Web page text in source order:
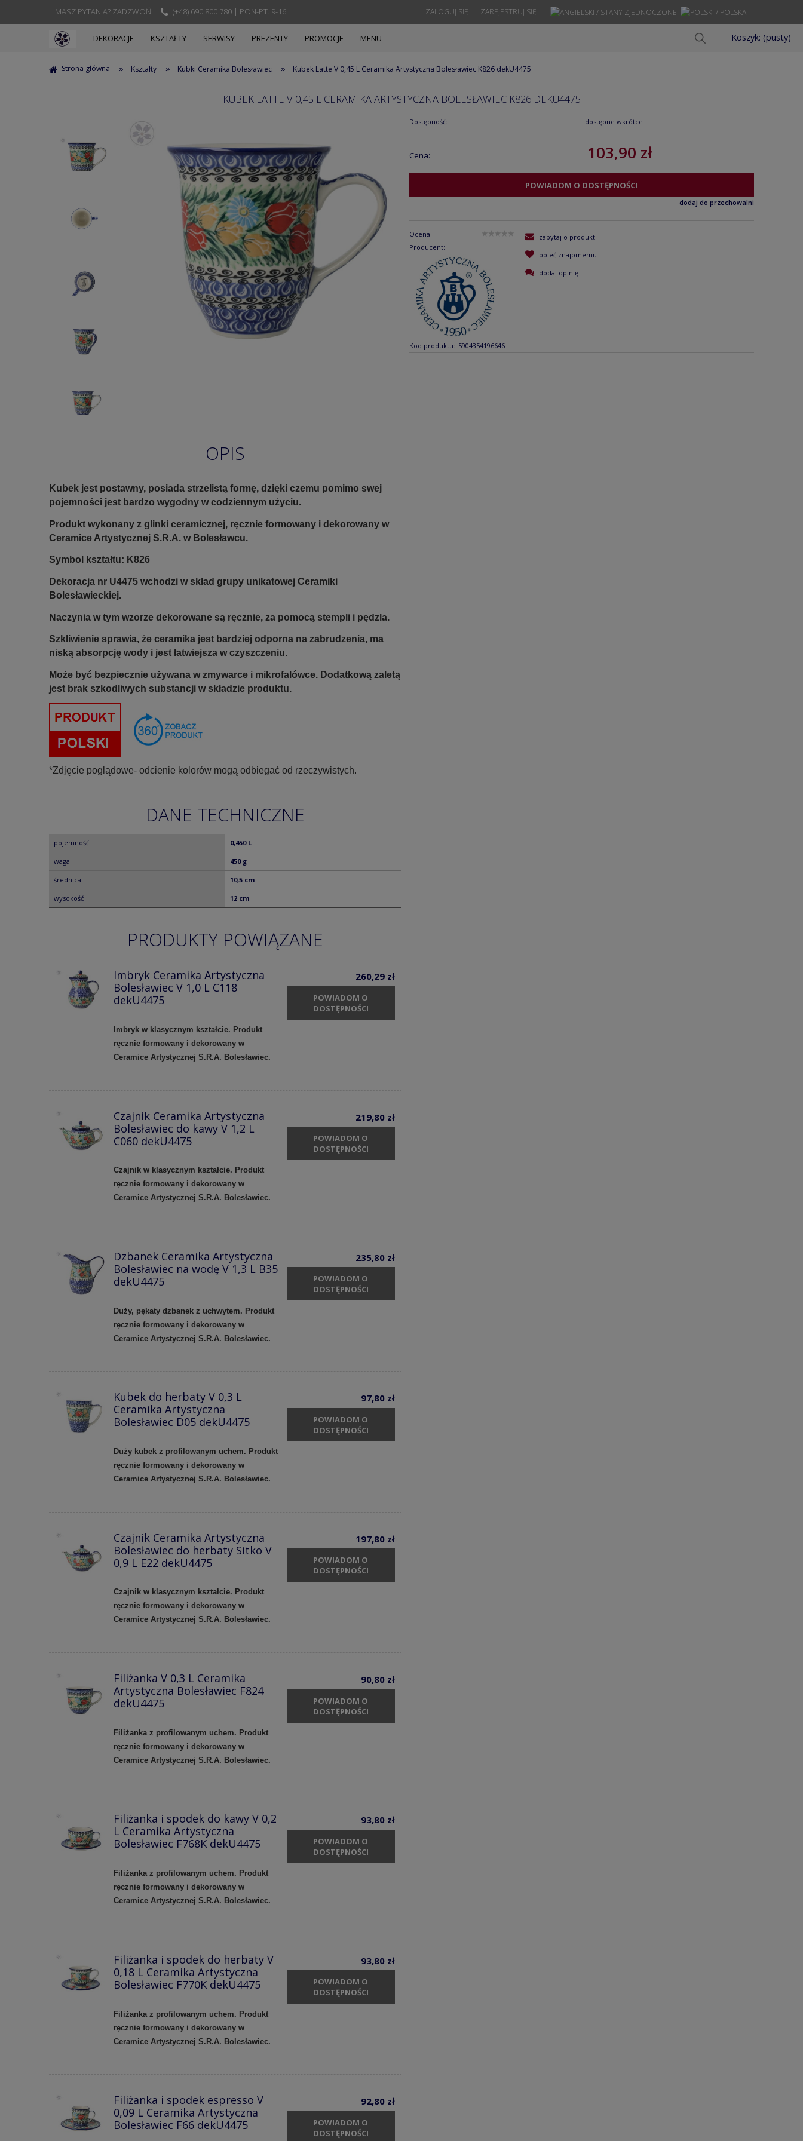
MASZ PYTANIA? ZADZWOŃ! (+48) 690 800 780 | PON-PT. 9-16 ZAREJESTRUJ SIĘ
ZALOGUJ SIĘ
Koszyk: (pusty)
DEKORACJE KSZTAŁTY SERWISY PREZENTY PROMOCJE MENU
Strona główna » Kształty » Kubki Ceramika Bolesławiec » Kubek Latte V 0,45 L Ceramika Artystyczna Bolesławiec K826 dekU4475
KUBEK LATTE V 0,45 L CERAMIKA ARTYSTYCZNA BOLESŁAWIEC K826 DEKU4475
Dostępność: dostępne wkrótce
Cena: 103,90 zł
POWIADOM O DOSTĘPNOŚCI
dodaj do przechowalni
Ocena:
Producent:
Kod produktu: 5904354196646
zapytaj o produkt
poleć znajomemu
dodaj opinię
OPIS
Kubek jest postawny, posiada strzelistą formę, dzięki czemu pomimo swej
pojemności jest bardzo wygodny w codziennym użyciu.
Produkt wykonany z glinki ceramicznej, ręcznie formowany i dekorowany w
Ceramice Artystycznej S.R.A. w Bolesławcu.
Symbol kształtu: K826
Dekoracja nr U4475 wchodzi w skład grupy unikatowej Ceramiki
Bolesławieckiej.
Naczynia w tym wzorze dekorowane są ręcznie, za pomocą stempli i pędzla.
Szkliwienie sprawia, że ceramika jest bardziej odporna na zabrudzenia, ma
niską absorpcję wody i jest łatwiejsza w czyszczeniu.
Może być bezpiecznie używana w zmywarce i mikrofalówce. Dodatkową zaletą
jest brak szkodliwych substancji w składzie produktu.
*Zdjęcie poglądowe- odcienie kolorów mogą odbiegać od rzeczywistych.
DANE TECHNICZNE
pojemność 0,450 L
waga 450 g
średnica 10,5 cm
wysokość 12 cm
PRODUKTY POWIĄZANE
Imbryk Ceramika Artystyczna
Bolesławiec V 1,0 L C118
dekU4475
Imbryk w klasycznym kształcie. Produkt
ręcznie formowany i dekorowany w
Ceramice Artystycznej S.R.A. Bolesławiec.
260,29 zł
POWIADOM O
DOSTĘPNOŚCI
Czajnik Ceramika Artystyczna
Bolesławiec do kawy V 1,2 L
C060 dekU4475
Czajnik w klasycznym kształcie. Produkt
ręcznie formowany i dekorowany w
Ceramice Artystycznej S.R.A. Bolesławiec.
219,80 zł
POWIADOM O
DOSTĘPNOŚCI
Dzbanek Ceramika Artystyczna
Bolesławiec na wodę V 1,3 L B35
dekU4475
Duży, pękaty dzbanek z uchwytem. Produkt
ręcznie formowany i dekorowany w
Ceramice Artystycznej S.R.A. Bolesławiec.
235,80 zł
POWIADOM O
DOSTĘPNOŚCI
Kubek do herbaty V 0,3 L
Ceramika Artystyczna
Bolesławiec D05 dekU4475
Duży kubek z profilowanym uchem. Produkt
ręcznie formowany i dekorowany w
Ceramice Artystycznej S.R.A. Bolesławiec.
97,80 zł
POWIADOM O
DOSTĘPNOŚCI
Czajnik Ceramika Artystyczna
Bolesławiec do herbaty Sitko V
0,9 L E22 dekU4475
Czajnik w klasycznym kształcie. Produkt
ręcznie formowany i dekorowany w
Ceramice Artystycznej S.R.A. Bolesławiec.
197,80 zł
POWIADOM O
DOSTĘPNOŚCI
Filiżanka V 0,3 L Ceramika
Artystyczna Bolesławiec F824
dekU4475
Filiżanka z profilowanym uchem. Produkt
ręcznie formowany i dekorowany w
Ceramice Artystycznej S.R.A. Bolesławiec.
90,80 zł
POWIADOM O
DOSTĘPNOŚCI
Filiżanka i spodek do kawy V 0,2
L Ceramika Artystyczna
Bolesławiec F768K dekU4475
Filiżanka z profilowanym uchem. Produkt
ręcznie formowany i dekorowany w
Ceramice Artystycznej S.R.A. Bolesławiec.
93,80 zł
POWIADOM O
DOSTĘPNOŚCI
Filiżanka i spodek do herbaty V
0,18 L Ceramika Artystyczna
Bolesławiec F770K dekU4475
Filiżanka z profilowanym uchem. Produkt
ręcznie formowany i dekorowany w
Ceramice Artystycznej S.R.A. Bolesławiec.
93,80 zł
POWIADOM O
DOSTĘPNOŚCI
Filiżanka i spodek espresso V
0,09 L Ceramika Artystyczna
Bolesławiec F66 dekU4475
92,80 zł
POWIADOM O
DOSTĘPNOŚCI